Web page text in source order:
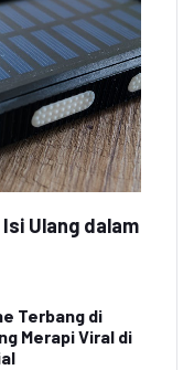
Ulang dalam
Terbang di
Merapi Viral di